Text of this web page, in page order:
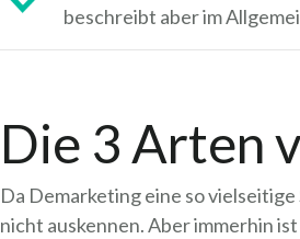
beschreibt aber im
Die 3 Arten
Da Demarketing eine so
nicht auskennen. Aber immerhin